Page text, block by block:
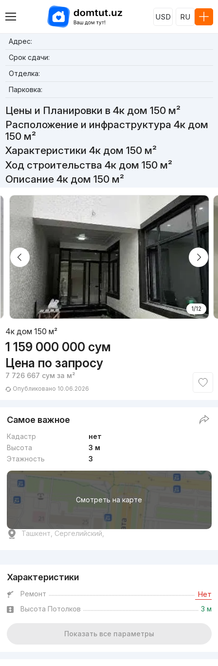
USD RU
Адрес:
Срок сдачи:
Отделка:
Парковка:
Цены и Планировки в 4к дом 150 м²
Расположение и инфраструктура 4к дом
150 м²
Характеристики 4к дом 150 м²
Ход строительства 4к дом 150 м²
Описание 4к дом 150 м²
1/12
4к дом 150 м²
1 159 000 000 сум
Цена по запросу
7 726 667 сум за м²
Опубликовано 10.06.2026
Самое важное
Кадастр
нет
Высота
3 м
Этажность
3
Смотреть на карте
Ташкент, Сергелийский,
Характеристики
Ремонт Нет
Высота Потолков 3 м
Показать все параметры